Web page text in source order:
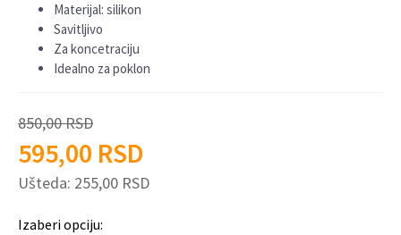
Materijal: silikon
Savitljivo
Za koncetraciju
Idealno za poklon
850,00RSD
595,00 RSD
Ušteda: 255,00 RSD
Izaberi opciju: